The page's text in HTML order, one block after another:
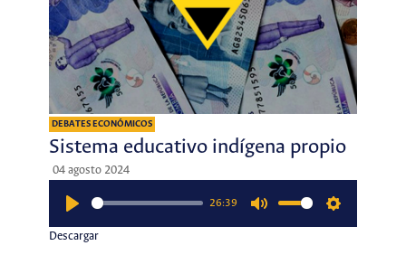
DEBATES ECONÓMICOS
Sistema educativo indígena propio
04 agosto 2024
26:39
Descargar